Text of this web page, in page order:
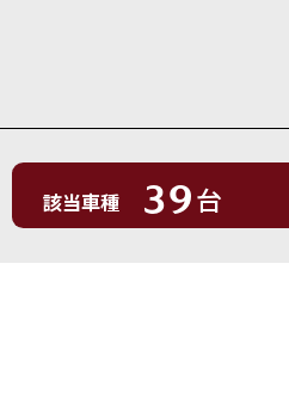
該当車種 39台